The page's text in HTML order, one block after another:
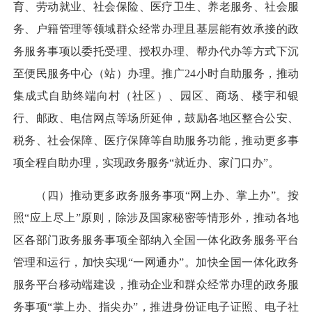
育、劳动就业、社会保险、医疗卫生、养老服务、社会服
务、户籍管理等领域群众经常办理且基层能有效承接的政
务服务事项以委托受理、授权办理、帮办代办等方式下沉
至便民服务中心（站）办理。推广24小时自助服务，推动
集成式自助终端向村（社区）、园区、商场、楼宇和银
行、邮政、电信网点等场所延伸，鼓励各地区整合公安、
税务、社会保障、医疗保障等自助服务功能，推动更多事
项全程自助办理，实现政务服务“就近办、家门口办”。
（四）推动更多政务服务事项“网上办、掌上办”。 按
照“应上尽上”原则，除涉及国家秘密等情形外，推动各地
区各部门政务服务事项全部纳入全国一体化政务服务平台
管理和运行，加快实现“一网通办”。加快全国一体化政务
服务平台移动端建设，推动企业和群众经常办理的政务服
务事项“掌上办、指尖办”，推进身份证电子证照、电子社